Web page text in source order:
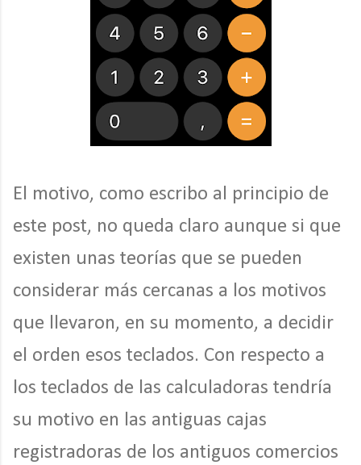
El motivo, como escribo al principio de
este post, no queda claro aunque si que
existen unas teorías que se pueden
considerar más cercanas a los motivos
que llevaron, en su momento, a decidir
el orden esos teclados. Con respecto a
los teclados de las calculadoras tendría
su motivo en las antiguas cajas
registradoras de los antiguos comercios